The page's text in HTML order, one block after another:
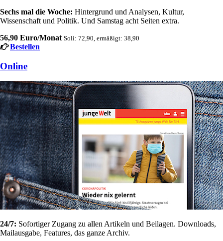
Sechs mal die Woche: Hintergrund und Analysen, Kultur,
Wissenschaft und Politik. Und Samstag acht Seiten extra.
56,90 Euro/Monat Soli: 72,90, ermäßigt: 38,90
Bestellen
Online
24/7: Sofortiger Zugang zu allen Artikeln und Beilagen. Downloads,
Mailausgabe, Features, das ganze Archiv.